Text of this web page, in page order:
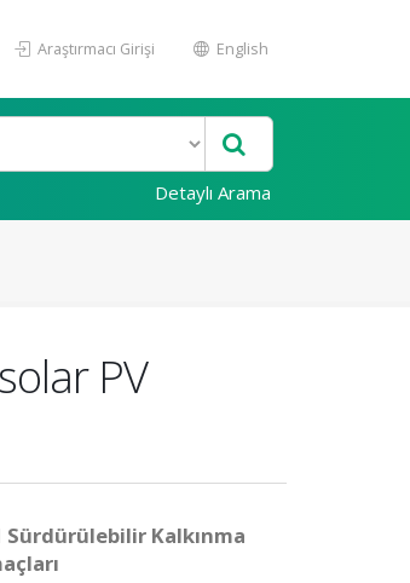
Araştırmacı Girişi English
Detaylı Arama
PV
Sürdürülebilir Kalkınma